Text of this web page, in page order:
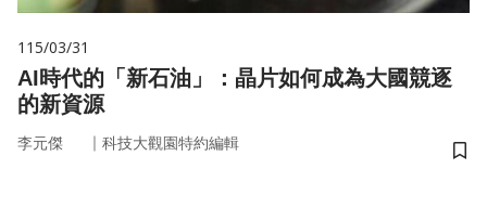
115/03/31
AI時代的「新石油」：晶片如何成為大國競逐
的新資源
李元傑 ｜ 科技大觀園特約編輯
儲